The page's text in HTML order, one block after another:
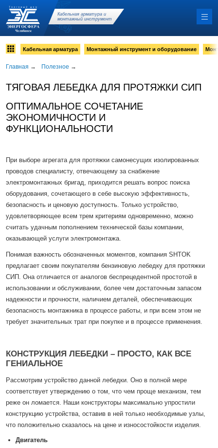
Кабельная арматура и
монтажный инструмент
Кабельная арматура Монтажный инструмент и оборудование
Главная → Полезное →
ТЯГОВАЯ ЛЕБЕДКА ДЛЯ ПРОТЯЖКИ СИП
ОПТИМАЛЬНОЕ СОЧЕТАНИЕ
ЭКОНОМИЧНОСТИ И
ФУНКЦИОНАЛЬНОСТИ
При выборе агрегата для протяжки самонесущих изолированных
проводов специалисту, отвечающему за снабжение
электромонтажных бригад, приходится решать вопрос поиска
оборудования, сочетающего в себе высокую эффективность,
безопасность и ценовую доступность. Только устройство,
удовлетворяющее всем трем критериям одновременно, можно
считать удачным пополнением технической базы компании,
оказывающей услуги электромонтажа.
Понимая важность обозначенных моментов, компания SHTOK
предлагает своим покупателям бензиновую лебедку для протяжки
СИП. Она отличается от аналогов беспрецедентной простотой в
использовании и обслуживании, более чем достаточным запасом
надежности и прочности, наличием деталей, обеспечивающих
безопасность монтажника в процессе работы, и при всем этом не
требует значительных трат при покупке и в процессе применения.
КОНСТРУКЦИЯ ЛЕБЕДКИ – ПРОСТО, КАК ВСЕ
ГЕНИАЛЬНОЕ
Рассмотрим устройство данной лебедки. Оно в полной мере
соответствует утверждению о том, что чем проще механизм, тем
реже он ломается. Наши конструкторы максимально упростили
конструкцию устройства, оставив в ней только необходимые узлы,
что положительно сказалось на цене и износостойкости изделия.
Двигатель